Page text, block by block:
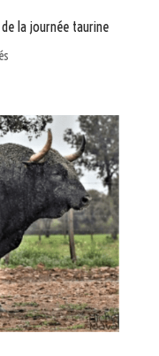
de la journée taurine